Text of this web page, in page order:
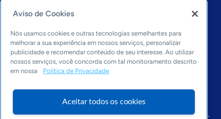
Sobre a ASN
Últimas notícias
Entre em contato
Editorias
Economia & Política
Inovação & Tecnologia
Cultura empreendedora
Arquivo
Aviso de Cookies
Nós usamos cookies e outras tecnologias semelhantes para
melhorar a sua experiência em nossos serviços, personalizar
publicidade e recomendar conteúdo de seu interesse. Ao utilizar
nossos serviços, você concorda com tal monitoramento descrito
em nossa
Política de Privacidade
Aceitar todos os cookies